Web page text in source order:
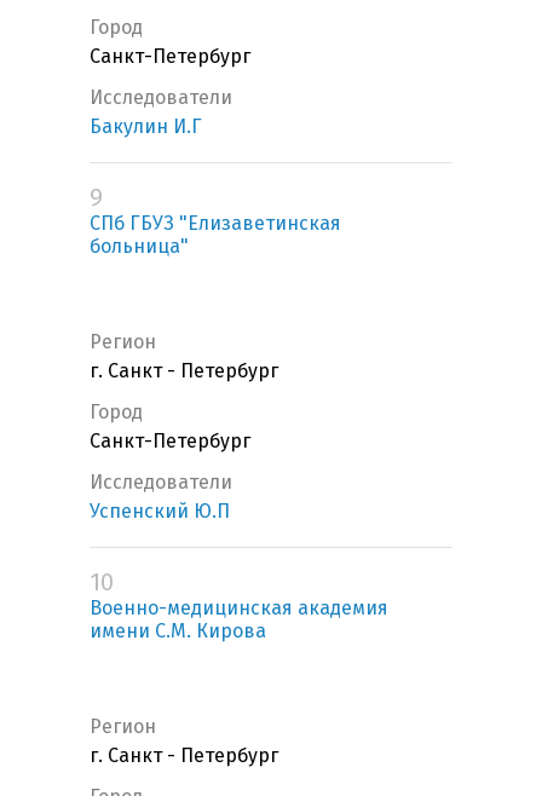
Город
Санкт-Петербург
Исследователи
Бакулин И.Г
9
СПб ГБУЗ "Елизаветинская
больница"
Регион
г. Санкт - Петербург
Город
Санкт-Петербург
Исследователи
Успенский Ю.П
10
Военно-медицинская академия
имени С.М. Кирова
Регион
г. Санкт - Петербург